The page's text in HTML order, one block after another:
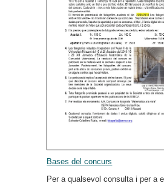
Bases del concurs
Per a qualsevol consulta i per a